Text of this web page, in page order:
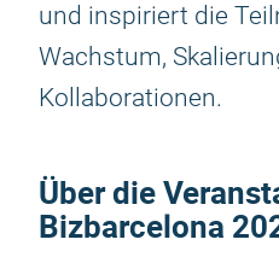
und inspiriert die
Wachstum,
Kollaborationen.
Über die
Bizbarcelona